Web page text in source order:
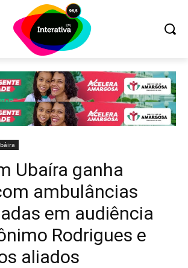
Ubaíra ganha
ambulâncias
em audiência
Rodrigues e
aliados